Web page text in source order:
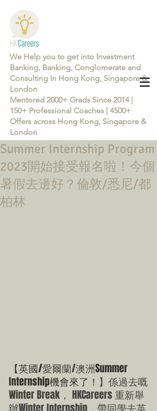
We Help you to get into Investment
Banking, Banking, Conglomerate and
Consulting In Hong Kong, Singapore &
London
Mentored 2000+ Grads Since 2014 |
150+ Professional Coaches | 4500+
Offers across Hong Kong, Singapore &
London
Learn more about the Career Training Program 26/27
Summer Internship Program
2023開始接受報名啦！今個
暑假去邊好？倫敦/悉尼/都
柏林
【英國/愛爾蘭/澳洲Summer
Internship機會來了！ 】係過去嘅
Winter Break， HKCareers 重新舉
辦Winter Internship，帶同學去英